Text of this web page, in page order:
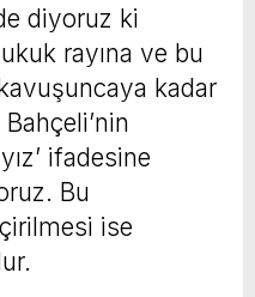
diyoruz ki
rayına ve bu
kadar
ifadesine
Bu
ise